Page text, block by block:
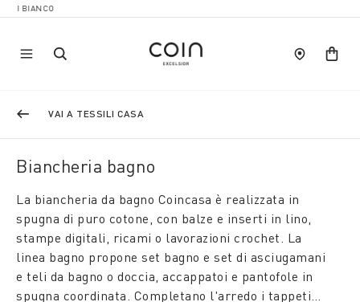
VAI A TESSILI CASA
Biancheria bagno
La biancheria da bagno Coincasa è realizzata in
spugna di puro cotone, con balze e inserti in lino,
stampe digitali, ricami o lavorazioni crochet. La
linea bagno propone set bagno e set di asciugamani
e teli da bagno o doccia, accappatoi e pantofole in
spugna coordinata. Completano l'arredo i tappeti